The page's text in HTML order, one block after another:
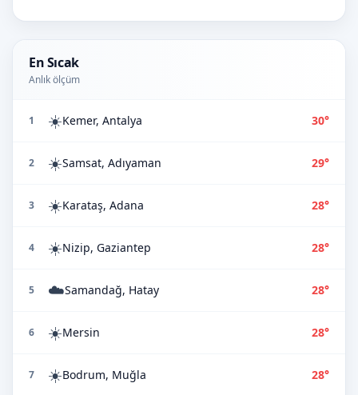
En Sıcak
Anlık ölçüm
1 ☀️Kemer, Antalya 30°
2 ☀️Samsat, Adıyaman 29°
3 ☀️Karataş, Adana 28°
4 ☀️Nizip, Gaziantep 28°
5 ☁️Samandağ, Hatay 28°
6 ☀️Mersin 28°
7 ☀️Bodrum, Muğla 28°